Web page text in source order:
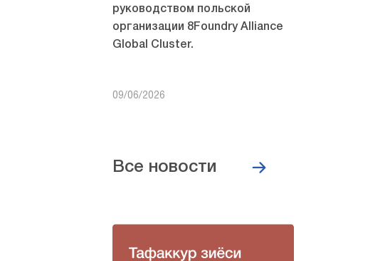
руководством польской
организации 8Foundry Alliance
Global Cluster.
09/06/2026
Все новости